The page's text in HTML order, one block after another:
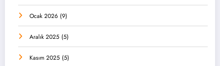
Ocak 2026 (9)
Aralık 2025 (5)
Kasım 2025 (5)